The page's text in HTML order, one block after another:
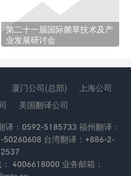
第二十一届国际菌草技术及产
业发展研讨会
厦门公司(总部)
上海公司
美国翻译公司
：0592-5185733 福州翻译：
台湾翻译：+886-2-
4006618000 业务邮箱：